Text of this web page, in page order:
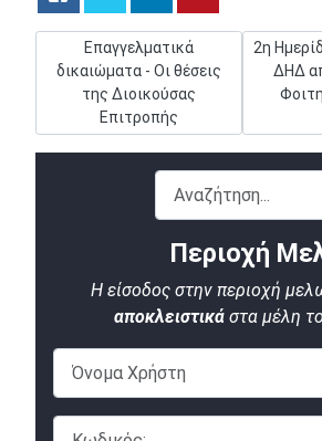
Προηγούμενο άρθρο:
Επαγγελματικά
δικαιώματα - Οι θέσεις
της Διοικούσας
Επιτροπής
Επόμενο
2η
ΔΗΔ
Αναζήτηση...
Περιοχή
Η είσοδος στην περιοχή
αποκλειστικάστα μέλη
Όνομα Χρήστη
Κωδικός: